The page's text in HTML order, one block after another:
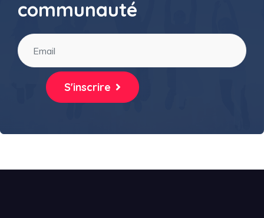
communauté
S'inscrire